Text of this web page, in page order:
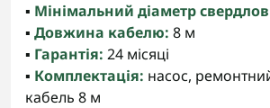
▪️ Мінімальний діаметр
▪️ Довжина кабелю: 8 м
▪️ Гарантія: 24 місяці
▪️ Комплектація: насос,
кабель 8 м